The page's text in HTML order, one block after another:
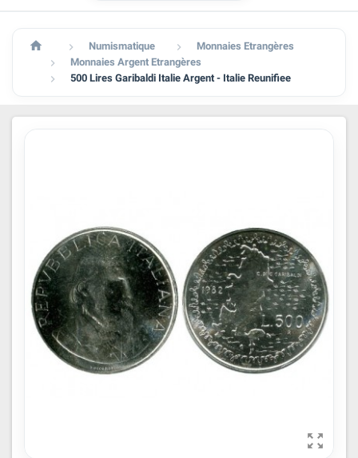
  Numismatique  Monnaies Etrangères
 Monnaies Argent Etrangères
 500 Lires Garibaldi Italie Argent - Italie Reunifiee
